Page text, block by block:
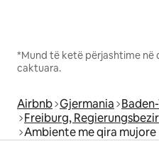
*Mund të ketë përjashtime në
caktuara.
Airbnb Gjermania
Freiburg,
Ambiente me qira mujore